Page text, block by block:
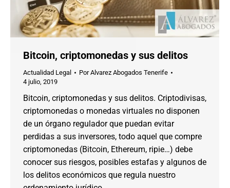
Bitcoin, criptomonedas y sus delitos
Actualidad Legal PorAlvarez Abogados Tenerife
4 julio, 2019
Bitcoin, criptomonedas y sus delitos. Criptodivisas,
criptomonedas o monedas virtuales no disponen
de un órgano regulador que puedan evitar
perdidas a sus inversores, todo aquel que compre
criptomonedas (Bitcoin, Ethereum, ripie…) debe
conocer sus riesgos, posibles estafas y algunos de
los delitos económicos que regula nuestro